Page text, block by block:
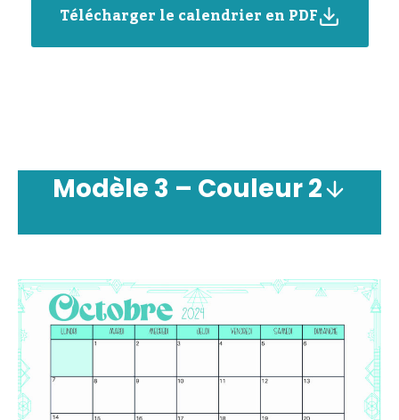
Télécharger le calendrier en PDF
Modèle 3 – Couleur2